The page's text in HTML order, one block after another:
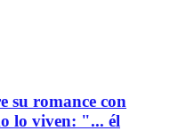
su romance con
lo viven: "... él